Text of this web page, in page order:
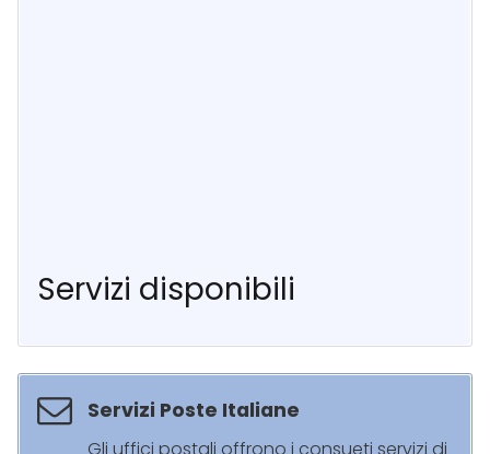
Servizi disponibili
Servizi Poste Italiane